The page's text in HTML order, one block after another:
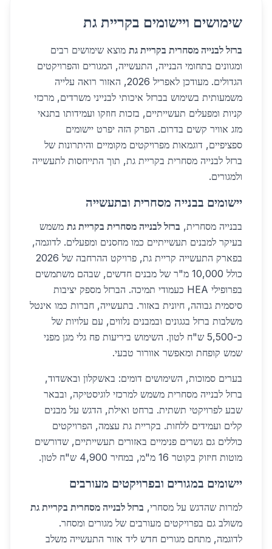
שימושים ויישומים בקריית גת
ברזל לבנייה מסחרית בקריית גת מוצא שימושים רבים
ומגוונים בתחומי הבנייה, התעשייה, המגורים והפרויקטים
הגדולים. מעודכן לאפריל 2026, האזור רואה עלייה
משמעותית בשימוש בברזל איכותי לבנייני משרדים, מרכזי
קניות ומפעלים תעשייתיים, בזכות חוזקו ועמידותו בתנאי
מזג אוויר קשים בדרום. הפרק הזה יפרט יישומים
ספציפיים, דוגמאות מפרויקטים מקומיים והיתרונות של
ברזל לבנייה מסחרית בקריית גת, תוך התייחסות לתעשייה
ולמגורים.
יישומים בבנייה מסחרית ובתעשייה
בבנייה מסחרית, ברזל לבנייה מסחרית בקריית גת משמש
בעיקר למבנים תעשייתיים כמו מחסנים ומפעלים. לדוגמה,
בפארק התעשייה קריית גת, פרויקט ההרחבה של 2026
כולל 10,000 מ"ר של מבנים חדשים, שבהם משתמשים
בפרופילי HEA כעמודי תמיכה. הברזל מספק יציבות
סיסמית גבוהה, חיונית באזור. בתעשייה, חברות כמו אינטל
משלבות ברזל בגגונים ובמבנים נלווים, עם עלויות של
כ-5,500 ש"ח לטון. השימוש ביריעות פח גלי מגן מפני
שמש קופחת ומאפשר אוורור טבעי.
בערים סמוכות, השימושים דומים: באשקלון ובאשדוד,
ברזל לבנייה מסחרית משמש למרכזי לוגיסטיקה, ובבאר
שבע לפרויקטי תשתית. ברחט ואילת, הדגש על מבנים
קלים ועמידים ללחות. בקריית גת עצמה, הפרויקטים
כוללים גם גשרים פנימיים באזורים תעשייתיים, שדורשים
מוטות חיזוק בקוטר 16 מ"מ, במחיר 4,900 ש"ח לטון.
יישומים במגורים ובפרויקטים מעורבים
למרות שהדגש על מסחרי, ברזל לבנייה מסחרית בקריית גת
משולב גם בפרויקטים מעורבים של מגורים ומסחר.
לדוגמה, מתחם מגורים חדש ליד אזור התעשייה משלב